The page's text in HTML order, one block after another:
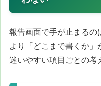
報告画面で手が止まるの
より「どこまで書くか」
迷いやすい項目ごとの考